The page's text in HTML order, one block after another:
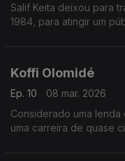
Salif Keita deixou para
1984, para atingir um
Koffi Olomidé
Ep. 10
08 mar. 2026
Considerado uma
uma carreira de quase